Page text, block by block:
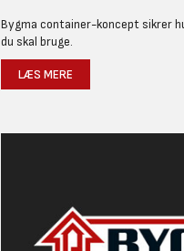
Bygma container-koncept sikrer
du skal bruge.
LÆS MERE